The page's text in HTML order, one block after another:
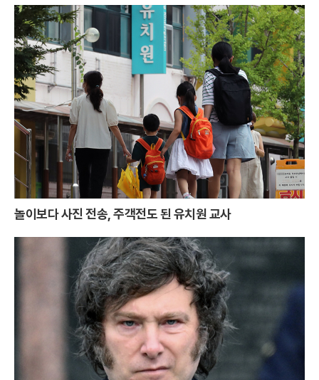
놀이보다 사진 전송, 주객전도 된 유치원 교사